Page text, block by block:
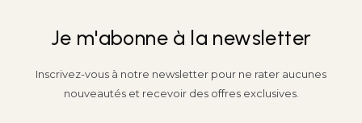
Je m'abonne à la newsletter
Inscrivez-vous à notre newsletter pour ne rater aucunes
nouveautés et recevoir des offres exclusives.